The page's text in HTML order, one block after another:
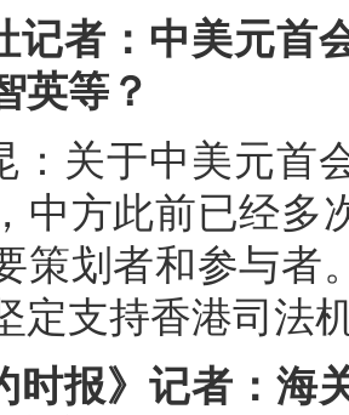
记者：中美元首
英等？
：关于中美元首
中方此前已经多
策划者和参与者
定支持香港司法
时报》记者：